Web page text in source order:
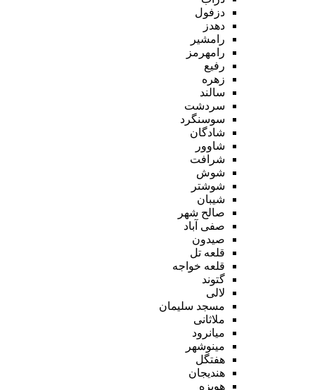
دزفول
دهدز
رامشیر
رامهرمز
رفیع
زهره
سالند
سردشت
سوسنگرد
شادگان
شاوور
شرافت
شوش
شوشتر
شیبان
صالح شهر
صفی آباد
صیدون
قلعه تل
قلعه خواجه
گتوند
لالی
مسجد سلیمان
ملاثانی
میانرود
مینوشهر
هفتگل
هندیجان
هویزه